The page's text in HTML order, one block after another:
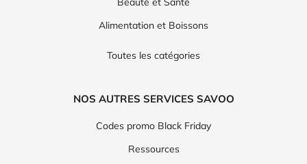
Alimentation et Boissons
Toutes les catégories
NOS AUTRES SERVICES SAVOO
Codes promo Black Friday
Ressources